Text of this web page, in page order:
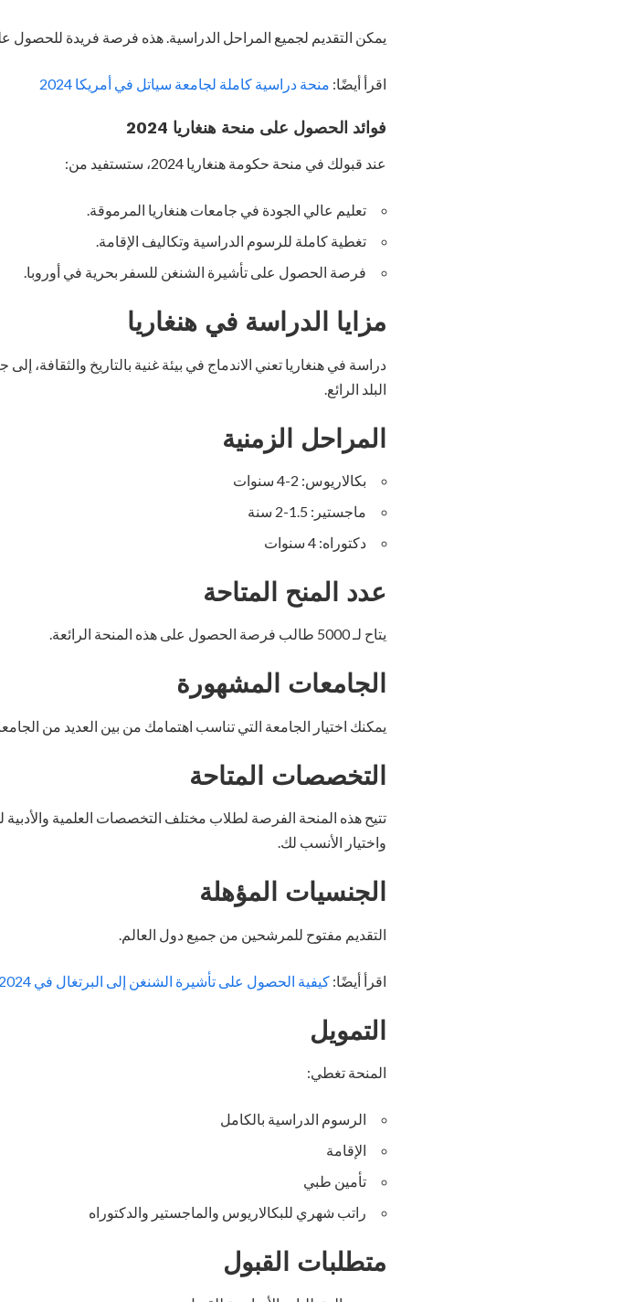
يمكن التقديم لجميع المراحل الدراسية. هذه فرصة فريدة للحصول
اقرأ أيضًا: منحة دراسية كاملة لجامعة سياتل في أمريكا 2024
فوائد الحصول على منحة هنغاريا 2024
عند قبولك في منحة حكومة هنغاريا 2024، ستستفيد من:
تعليم عالي الجودة في جامعات هنغاريا المرموقة.
تغطية كاملة للرسوم الدراسية وتكاليف الإقامة.
فرصة الحصول على تأشيرة الشنغن للسفر بحرية في أوروبا.
مزايا الدراسة في هنغاريا
دراسة في هنغاريا تعني الاندماج في بيئة غنية بالتاريخ والثقافة،
البلد الرائع.
المراحل الزمنية
بكالاريوس: 2-4 سنوات
ماجستير: 1.5-2 سنة
دكتوراه: 4 سنوات
عدد المنح المتاحة
يتاح لـ 5000 طالب فرصة الحصول على هذه المنحة الرائعة.
الجامعات المشهورة
يمكنك اختيار الجامعة التي تناسب اهتمامك من بين العديد من
التخصصات المتاحة
تتيح هذه المنحة الفرصة لطلاب مختلف التخصصات العلمية
واختيار الأنسب لك.
الجنسيات المؤهلة
التقديم مفتوح للمرشحين من جميع دول العالم.
اقرأ أيضًا: كيفية الحصول على تأشيرة الشنغن إلى البرتغال في 2024
التمويل
المنحة تغطي:
الرسوم الدراسية بالكامل
الإقامة
تأمين طبي
راتب شهري للبكالاريوس والماجستير والدكتوراه
متطلبات القبول